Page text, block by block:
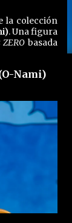
la colección
. Una figura
basada
Nami)